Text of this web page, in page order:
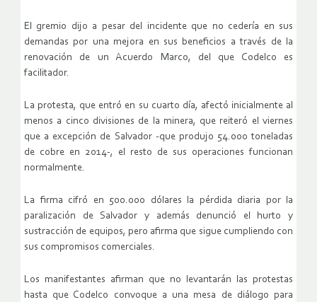
El gremio dijo a pesar del incidente que no cedería en sus
demandas por una mejora en sus beneficios a través de la
renovación de un Acuerdo Marco, del que Codelco es
facilitador.
La protesta, que entró en su cuarto día, afectó inicialmente al
menos a cinco divisiones de la minera, que reiteró el viernes
que a excepción de Salvador -que produjo 54.000 toneladas
de cobre en 2014-, el resto de sus operaciones funcionan
normalmente.
La firma cifró en 500.000 dólares la pérdida diaria por la
paralización de Salvador y además denunció el hurto y
sustracción de equipos, pero afirma que sigue cumpliendo con
sus compromisos comerciales.
Los manifestantes afirman que no levantarán las protestas
hasta que Codelco convoque a una mesa de diálogo para